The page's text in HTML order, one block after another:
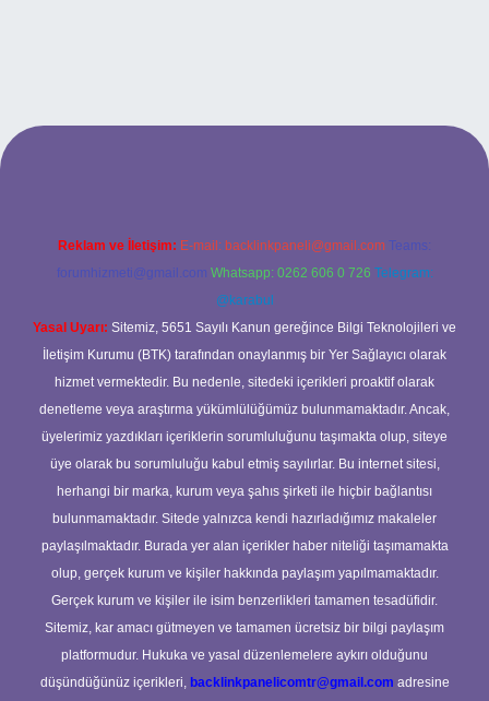
yeni giriş adresi
Reklam ve İletişim: E-mail: backlinkpaneli@gmail.com Teams:
forumhizmeti@gmail.com Whatsapp: 0262 606 0 726 Telegram:
@karabul
Yasal Uyarı: Sitemiz, 5651 Sayılı Kanun gereğince Bilgi Teknolojileri ve
İletişim Kurumu (BTK) tarafından onaylanmış bir Yer Sağlayıcı olarak
hizmet vermektedir. Bu nedenle, sitedeki içerikleri proaktif olarak
denetleme veya araştırma yükümlülüğümüz bulunmamaktadır. Ancak,
üyelerimiz yazdıkları içeriklerin sorumluluğunu taşımakta olup, siteye
üye olarak bu sorumluluğu kabul etmiş sayılırlar. Bu internet sitesi,
herhangi bir marka, kurum veya şahıs şirketi ile hiçbir bağlantısı
bulunmamaktadır. Sitede yalnızca kendi hazırladığımız makaleler
paylaşılmaktadır. Burada yer alan içerikler haber niteliği taşımamakta
olup, gerçek kurum ve kişiler hakkında paylaşım yapılmamaktadır.
Gerçek kurum ve kişiler ile isim benzerlikleri tamamen tesadüfidir.
Sitemiz, kar amacı gütmeyen ve tamamen ücretsiz bir bilgi paylaşım
platformudur. Hukuka ve yasal düzenlemelere aykırı olduğunu
düşündüğünüz içerikleri, backlinkpanelicomtr@gmail.com adresine